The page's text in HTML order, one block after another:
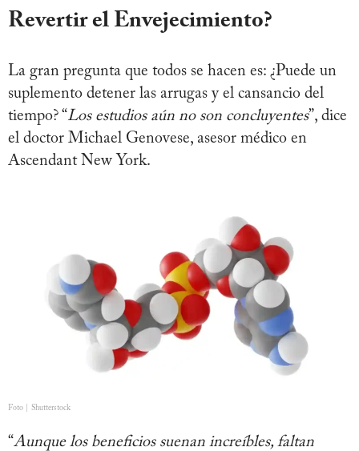
Revertir el Envejecimiento?
La gran pregunta que todos se hacen es: ¿Puede un
suplemento detener las arrugas y el cansancio del
tiempo? “Los estudios aún no son concluyentes”, dice
el doctor Michael Genovese, asesor médico en
Ascendant New York.
Foto | Shutterstock
“Aunque los beneficios suenan increíbles, faltan